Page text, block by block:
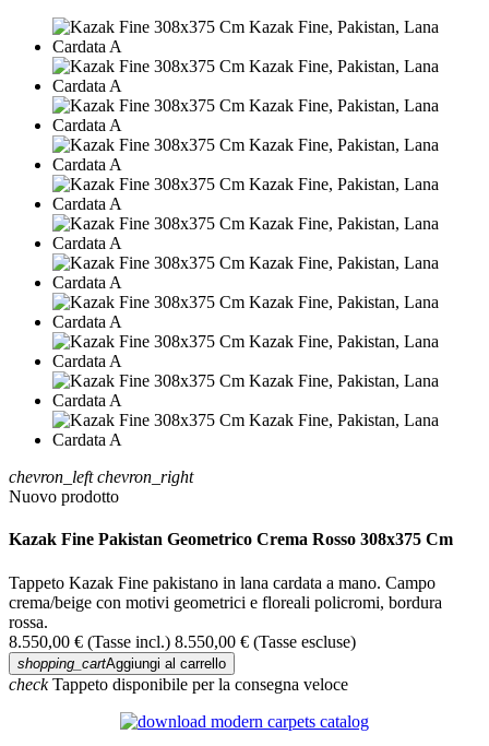
chevron_left chevron_right
Nuovo prodotto
Kazak Fine Pakistan Geometrico Crema Rosso 308x375 Cm
Tappeto Kazak Fine pakistano in lana cardata a mano. Campo
crema/beige con motivi geometrici e floreali policromi, bordura
rossa.
8.550,00 € (Tasse incl.) 8.550,00 € (Tasse escluse)
shopping_cartAggiungi al carrello
checkTappeto disponibile per la consegna veloce